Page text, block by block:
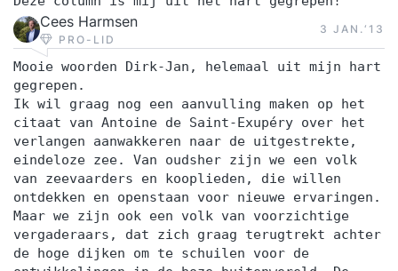
Cees Harmsen
PRO-LID
3 JAN.‘13
Mooie woorden Dirk-Jan, helemaal uit mijn hart
gegrepen.
Ik wil graag nog een aanvulling maken op het
citaat van Antoine de Saint-Exupéry over het
verlangen aanwakkeren naar de uitgestrekte,
eindeloze zee. Van oudsher zijn we een volk
van zeevaarders en kooplieden, die willen
ontdekken en openstaan voor nieuwe ervaringen.
Maar we zijn ook een volk van voorzichtige
vergaderaars, dat zich graag terugtrekt achter
de hoge dijken om te schuilen voor de